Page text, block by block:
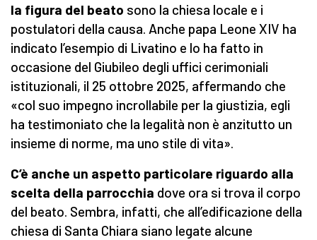
la figura del beato sono la chiesa locale e i
postulatori della causa. Anche papa Leone XIV ha
indicato l’esempio di Livatino e lo ha fatto in
occasione del Giubileo degli uffici cerimoniali
istituzionali, il 25 ottobre 2025, affermando che
«col suo impegno incrollabile per la giustizia, egli
ha testimoniato che la legalità non è anzitutto un
insieme di norme, ma uno stile di vita».
C’è anche un aspetto particolare riguardo alla
scelta della parrocchia dove ora si trova il corpo
del beato. Sembra, infatti, che all’edificazione della
chiesa di Santa Chiara siano legate alcune